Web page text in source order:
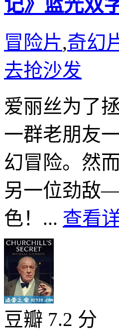
记》蓝光双
冒险片,奇幻
去抢沙发
爱丽丝为了
一群老朋友
幻冒险。然
另一位劲敌
色！... 查看
豆瓣 7.2 分